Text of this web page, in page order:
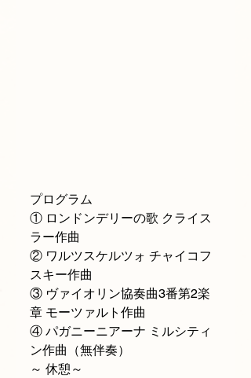
プログラム
① ロンドンデリーの歌 クライス
ラー作曲
② ワルツスケルツォ チャイコフ
スキー作曲
③ ヴァイオリン協奏曲3番第2楽
章 モーツァルト作曲
④ パガニーニアーナ ミルシティ
ン作曲（無伴奏）
～ 休憩～